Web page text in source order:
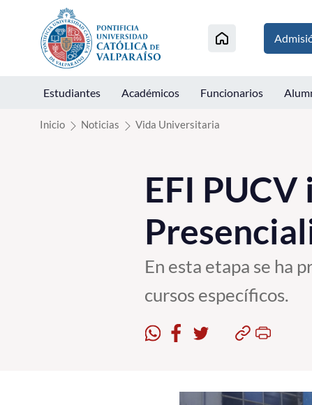
Click acá para ir directamente al contenido
Estudiantes Académicos Funcionarios
Inicio Noticias Vida Universitaria
EFI
En esta etapa se ha
cursos específicos.